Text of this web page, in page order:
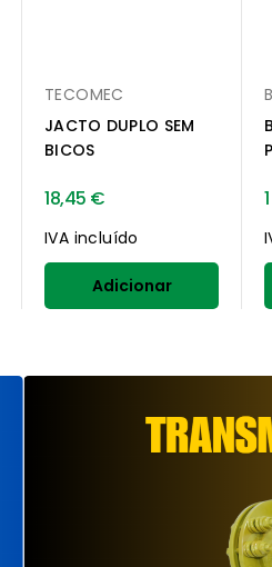
TECOMEC
JACTO DUPLO SEM
BICOS
18,45 €
IVA incluído
Adicionar